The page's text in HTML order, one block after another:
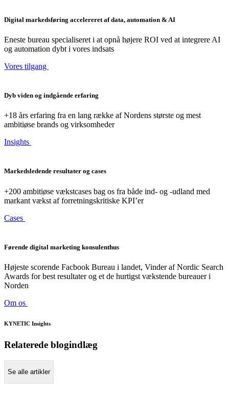
Digital markedsføring accelereret af data, automation & AI
Eneste bureau specialiseret i at opnå højere ROI ved at integrere AI
og automation dybt i vores indsats
Vores tilgang
Dyb viden og indgående erfaring
+18 års erfaring fra en lang række af Nordens største og mest
ambitiøse brands og virksomheder
Insights
Markedsledende resultater og cases
+200 ambitiøse vækstcases bag os fra både ind- og -udland med
markant vækst af forretningskritiske KPI’er
Cases
Førende digital marketing konsulenthus
Højeste scorende Facbook Bureau i landet, Vinder af Nordic Search
Awards for best resultater og et de hurtigst vækstende bureauer i
Norden
Om os
KYNETIC Insights
Relaterede blogindlæg
Se alle artikler